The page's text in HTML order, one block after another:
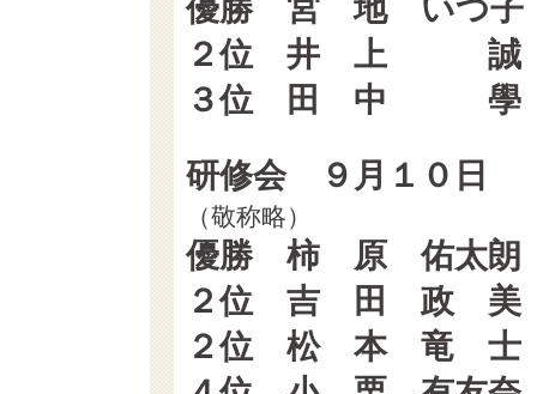
優勝 宮 地 いつ
２位 井 上 誠
３位 田 中 學
研修会 ９月１０日
（敬称略） （
優勝 柿 原 佑太
２位 吉 田 政
２位 松 本 竜